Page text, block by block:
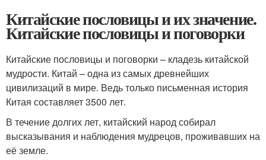
Китайские пословицы и их значение.
Китайские пословицы и поговорки
Китайские пословицы и поговорки – кладезь китайской
мудрости. Китай – одна из самых древнейших
цивилизаций в мире. Ведь только письменная история
Китая составляет 3500 лет.
В течение долгих лет, китайский народ собирал
высказывания и наблюдения мудрецов, проживавших на
её земле.